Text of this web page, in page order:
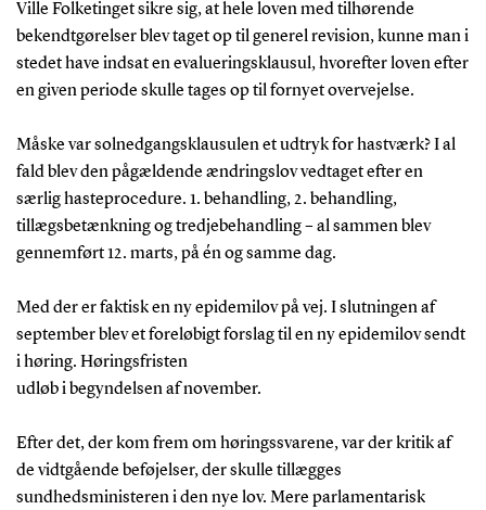
Ville Folketinget sikre sig, at hele loven med tilhørende
bekendtgørelser blev taget op til generel revision, kunne man i
stedet have indsat en evalueringsklausul, hvorefter loven efter
en given periode skulle tages op til fornyet overvejelse.
Måske var solnedgangsklausulen et udtryk for hastværk? I al
fald blev den pågældende ændringslov vedtaget efter en
særlig hasteprocedure. 1. behandling, 2. behandling,
tillægsbetænkning og tredjebehandling – al sammen blev
gennemført 12. marts, på én og samme dag.
Med der er faktisk en ny epidemilov på vej. I slutningen af
september blev et foreløbigt forslag til en ny epidemilov sendt
i høring. Høringsfristen
udløb i begyndelsen af november.
Efter det, der kom frem om høringssvarene, var der kritik af
de vidtgående beføjelser, der skulle tillægges
sundhedsministeren i den nye lov. Mere parlamentarisk